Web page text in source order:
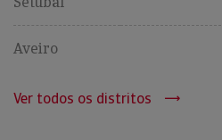
Aveiro
Ver todos os distritos